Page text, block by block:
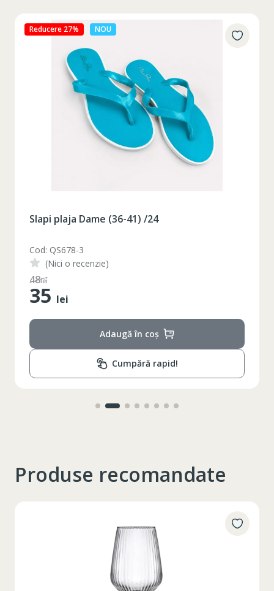
Reducere 27% NOU
Slapi plaja Dame (36-41) /24
Cod: QS678-3
(Nici o recenzie)
48lei
35 lei
Adaugă în coș
Cumpără rapid!
Produse recomandate